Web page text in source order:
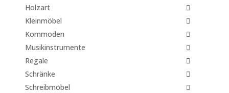
Holzart
Kleinmöbel
Kommoden
Musikinstrumente
Regale
Schränke
Schreibmöbel